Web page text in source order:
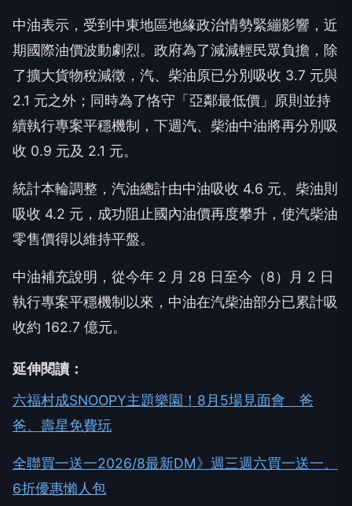
中油表示，受到中東地區地緣政治情勢緊繃影響，近
期國際油價波動劇烈。政府為了減減輕民眾負擔，除
了擴大貨物稅減徵，汽、柴油原已分別吸收 3.7 元與
2.1 元之外；同時為了恪守「亞鄰最低價」原則並持
續執行專案平穩機制，下週汽、柴油中油將再分別吸
收 0.9 元及 2.1 元。
統計本輪調整，汽油總計由中油吸收 4.6 元、柴油則
吸收 4.2 元，成功阻止國內油價再度攀升，使汽柴油
零售價得以維持平盤。
中油補充說明，從今年 2 月 28 日至今（8）月 2 日
執行專案平穩機制以來，中油在汽柴油部分已累計吸
收約 162.7 億元。
延伸閱讀：
六福村成SNOOPY主題樂園！8月5場見面會 爸
爸、壽星免費玩
全聯買一送一2026/8最新DM》週三週六買一送一、
6折優惠懶人包